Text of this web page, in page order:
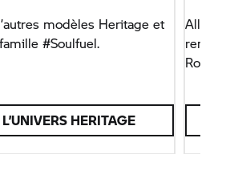
modèles Heritage et
#Soulfuel.
HERITAGE
Allure